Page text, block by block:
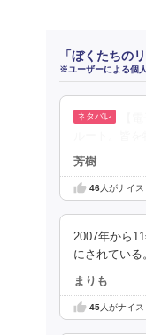
「ぼくたちの
※ユーザーによる個
ルート。皆
芳樹
46人がナイ
2007年から
にされてい
まりも
45人がナイ